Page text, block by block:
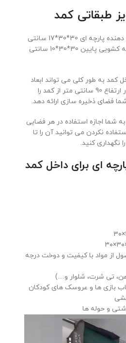
طبقاتی کمد
ابعاد 4 قفسه بالای نظم دهنده پارچه ای 30*30*17 سانتی
متر است و ابعاد دو طبقه کشویی پایین 30*30*10 سانتی
کمد به طور کلی می تواند ابعاد
طول و عرض 30*30 و در ارتفاع 90 سانتی متر از کمد را
شما اجازه استفاده در هر فضایی
نکردن می توانید آن را تا
نگهداری کنید.
ای برای داخل کمد
از مواد با کیفیت و دوخت درجه
تی شرت، شلوار و…)
بازی ها و عروسک های کودکان
و حوله ها